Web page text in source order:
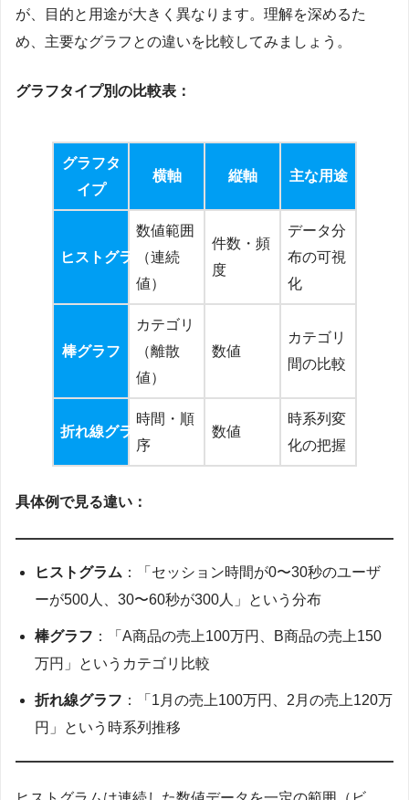
が、目的と用途が大きく異なります。理解を深めるた
め、主要なグラフとの違いを比較してみましょう。
グラフタイプ別の比較表：
グラフタ
イプ
横軸 縦軸 主な用途
ヒストグラム
数値範囲
（連続
値）
件数・頻
度
データ分
布の可視
化
棒グラフ
カテゴリ
（離散
値）
数値
カテゴリ
間の比較
折れ線グラフ
時間・順
序
数値
時系列変
化の把握
具体例で見る違い：
ヒストグラム ：「セッション時間が0〜30秒のユーザ
ーが500人、30〜60秒が300人」という分布
棒グラフ ：「A商品の売上100万円、B商品の売上150
万円」というカテゴリ比較
折れ線グラフ ：「1月の売上100万円、2月の売上120万
円」という時系列推移